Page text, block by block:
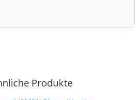
Produkte